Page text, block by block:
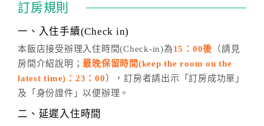
話方式異動訂單。
※非客服時間之申辦異動，皆為次日計算及辦理。
五、客服時間
週一至週日，上午9:00～晚上6:00
六、聯絡方式
(07)9682715 。
訂房規則
一、入住手續(Check in)
本飯店接受辦理入住時間(Check-in)為15：00後 （請見
房間介紹說明；最晚保留時間(keep the room on the
latest time)：23：00 ），訂房者請出示「訂房成功單」
及「身份證件」以便辦理。
二、延遲入住時間